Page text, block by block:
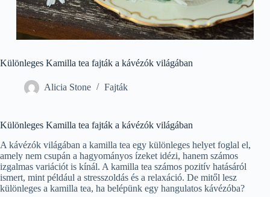
Különleges Kamilla tea fajták a kávézók világában
Alicia Stone Fajták
Különleges Kamilla tea fajták a kávézók világában
A kávézók világában a kamilla tea egy különleges helyet foglal el,
amely nem csupán a hagyományos ízeket idézi, hanem számos
izgalmas variációt is kínál. A kamilla tea számos pozitív hatásáról
ismert, mint például a stresszoldás és a relaxáció. De mitől lesz
különleges a kamilla tea, ha belépünk egy hangulatos kávézóba?